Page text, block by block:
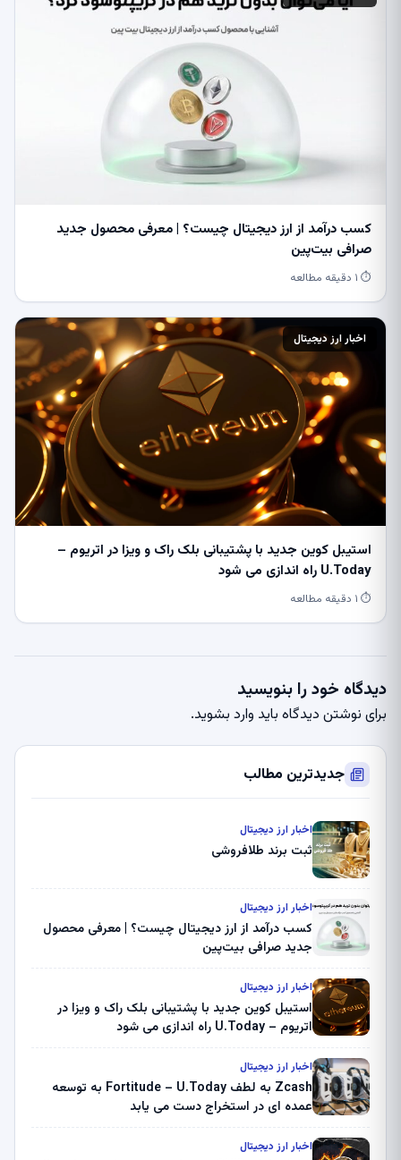
کسب درآمد از ارز دیجیتال چیست؟ | معرفی محصول جدید
صرافی بیت‌پین
⏱ ۱ دقیقه مطالعه
اخبار ارز دیجیتال
استیبل کوین جدید با پشتیبانی بلک راک و ویزا در اتریوم –
U.Today راه اندازی می شود
⏱ ۱ دقیقه مطالعه
دیدگاه خود را بنویسید
برای نوشتن دیدگاه باید وارد بشوید.
جدیدترین مطالب
اخبار ارز دیجیتال
ثبت برند طلافروشی
اخبار ارز دیجیتال
کسب درآمد از ارز دیجیتال چیست؟ | معرفی محصول
جدید صرافی بیت‌پین
اخبار ارز دیجیتال
استیبل کوین جدید با پشتیبانی بلک راک و ویزا در
اتریوم – U.Today راه اندازی می شود
اخبار ارز دیجیتال
Zcash به لطف Fortitude – U.Today به توسعه
عمده ای در استخراج دست می یابد
اخبار ارز دیجیتال